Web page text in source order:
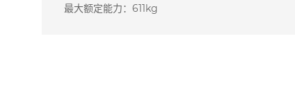
最大额定能力：611kg